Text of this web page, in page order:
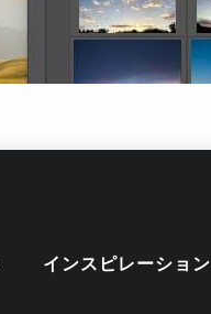
インスピレーション